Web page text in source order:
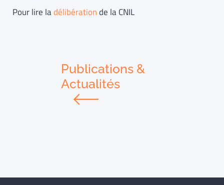
Pour lire ladélibérationde la CNIL
Publications &
Actualités